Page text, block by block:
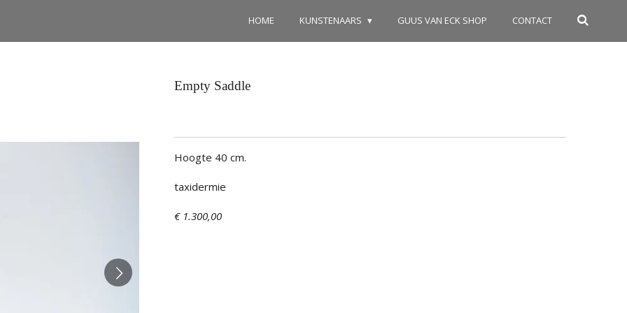
HOME KUNSTENAARS GUUS VAN ECK SHOP CONTACT
Empty Saddle
Hoogte 40 cm.
taxidermie
€ 1.300,00